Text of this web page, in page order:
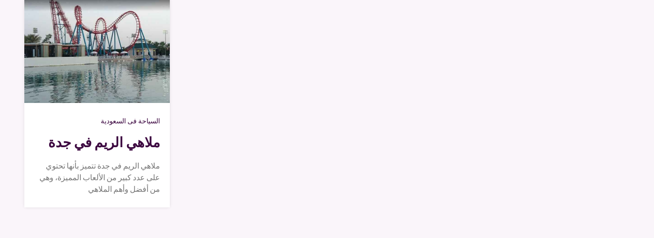
السياحة فى السعودية
ملاهي الريم في جدة
ملاهي الريم في جدة تتميز بأنها تحتوي
على عدد كبير من الألعاب المميزة، وهي
من أفضل وأهم الملاهي